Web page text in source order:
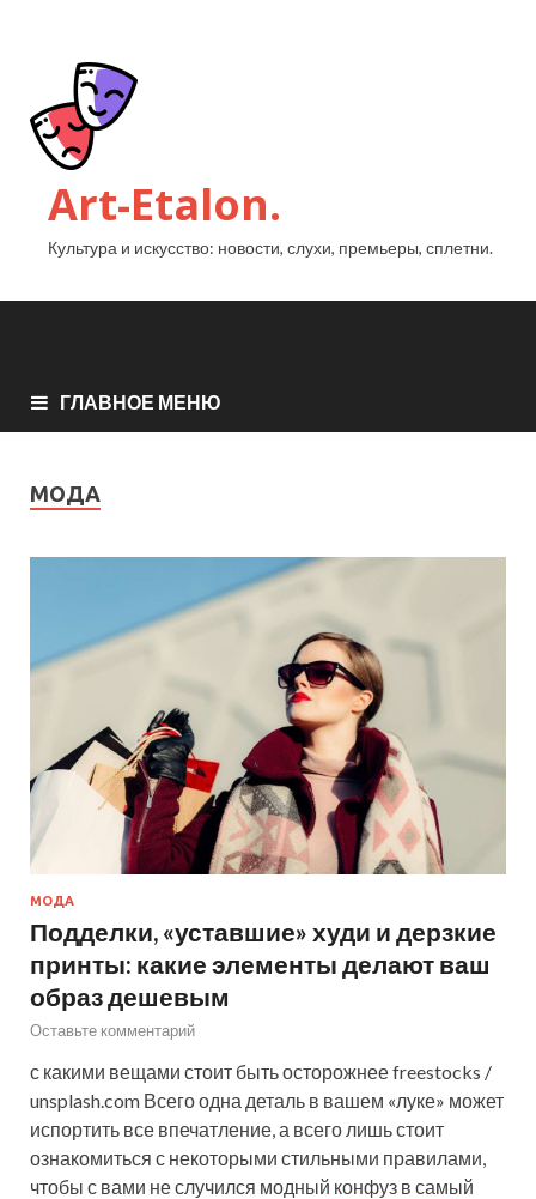
Art-Etalon.
Культура и искусство: новости, слухи, премьеры, сплетни.
ГЛАВНОЕ МЕНЮ
МОДА
МОДА
Подделки, «уставшие» худи и дерзкие
принты: какие элементы делают ваш
образ дешевым
Оставьте комментарий
с какими вещами стоит быть осторожнее freestocks /
unsplash.com Всего одна деталь в вашем «луке» может
испортить все впечатление, а всего лишь стоит
ознакомиться с некоторыми стильными правилами,
чтобы с вами не случился модный конфуз в самый